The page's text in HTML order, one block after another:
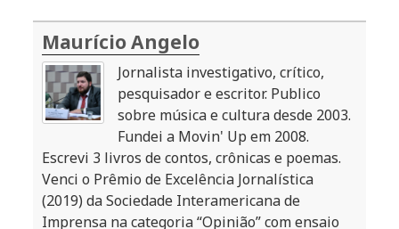
Maurício Angelo
Jornalista investigativo, crítico,
pesquisador e escritor. Publico
sobre música e cultura desde 2003.
Fundei a Movin' Up em 2008.
Escrevi 3 livros de contos, crônicas e poemas.
Venci o Prêmio de Excelência Jornalística
(2019) da Sociedade Interamericana de
Imprensa na categoria “Opinião” com ensaio